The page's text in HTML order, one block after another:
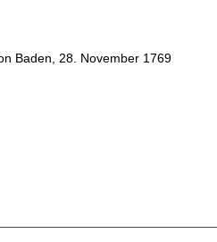
Baden, 28. November 1769